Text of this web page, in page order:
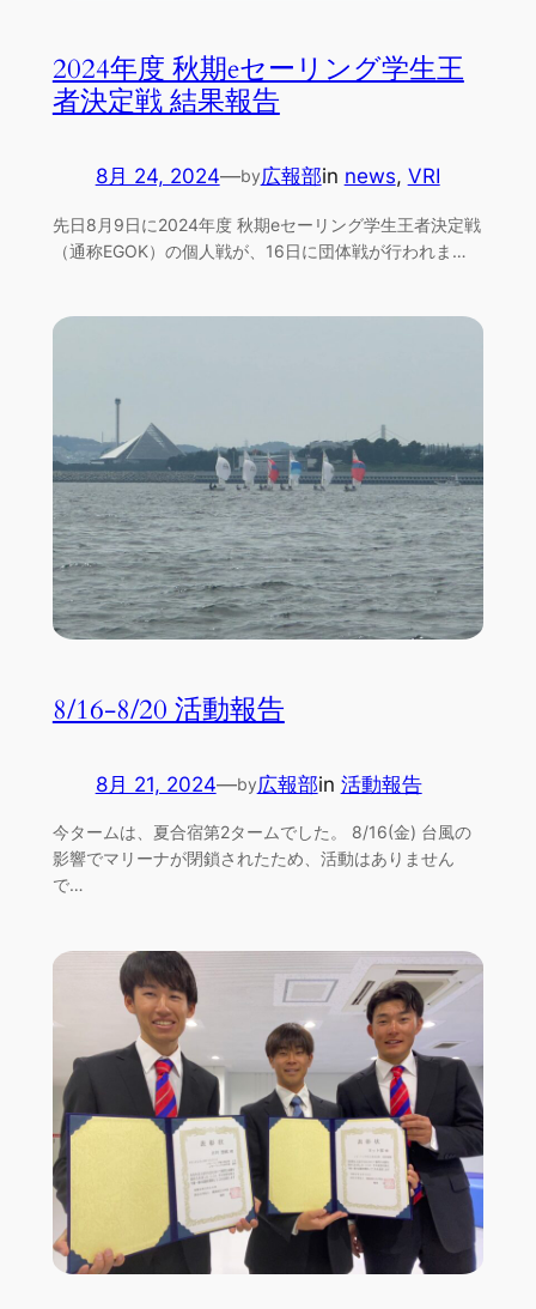
2024年度 秋期eセーリング学生王
者決定戦 結果報告
8月 24, 2024—by広報部in news, VRI
先日8月9日に2024年度 秋期eセーリング学生王者決定戦
（通称EGOK）の個人戦が、16日に団体戦が行われま…
8/16-8/20 活動報告
8月 21, 2024—by広報部in 活動報告
今タームは、夏合宿第2タームでした。 8/16(金) 台風の
影響でマリーナが閉鎖されたため、活動はありません
で…